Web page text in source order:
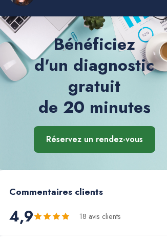
Bénéficiez
d'un diagnostic
gratuit
de 20 minutes
Réservez un rendez-vous
Commentaires clients
4,9 18 avis clients